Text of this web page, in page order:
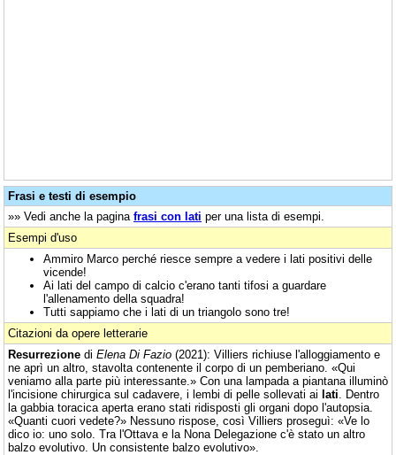
Frasi e testi di esempio
»» Vedi anche la pagina frasi con lati per una lista di esempi.
Esempi d'uso
Ammiro Marco perché riesce sempre a vedere i lati positivi delle
vicende!
Ai lati del campo di calcio c'erano tanti tifosi a guardare
l'allenamento della squadra!
Tutti sappiamo che i lati di un triangolo sono tre!
Citazioni da opere letterarie
Resurrezione di Elena Di Fazio (2021): Villiers richiuse l'alloggiamento e
ne aprì un altro, stavolta contenente il corpo di un pemberiano. «Qui
veniamo alla parte più interessante.» Con una lampada a piantana illuminò
l'incisione chirurgica sul cadavere, i lembi di pelle sollevati ai lati . Dentro
la gabbia toracica aperta erano stati ridisposti gli organi dopo l'autopsia.
«Quanti cuori vedete?» Nessuno rispose, così Villiers proseguì: «Ve lo
dico io: uno solo. Tra l'Ottava e la Nona Delegazione c'è stato un altro
balzo evolutivo. Un consistente balzo evolutivo».